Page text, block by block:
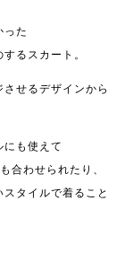
った
るスカート。
せるデザインから
にも使えて
合わせられたり、
タイルで着ること